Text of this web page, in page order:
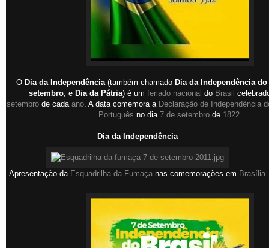
O Dia da Independência (também chamado Dia da Independência
setembro, e Dia da Pátria) é um feriado nacional do Brasil
setembro de cada ano . A data comemora a Declaração de Independência
Português no dia 7 de setembrode 1822.
Dia da Independência
Apresentação da Esquadrilha da Fumaça nas comemorações em Brasília